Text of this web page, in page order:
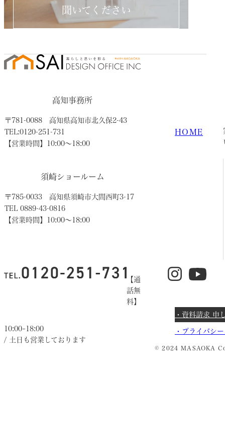
聞いてください
高知事務所
〒781-0088 高知県高知市北久保2-43
TEL:0120-251-731
【営業時間】10:00〜18:00
須崎ショールーム
〒785-0033 高知県須崎市大間西町3-17
TEL 0889-43-0816
【営業時間】10:00〜18:00
【通
話無
料】
10:00~18:00
/ 土日も営業しております
HOME
・資料請求 申
・ プライバシ
© 2024 MASAOKA